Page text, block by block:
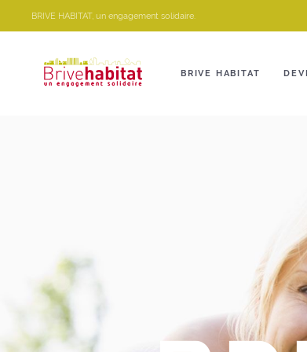
BRIVE HABITAT, un engagement solidaire.
BRIVE HABITAT
Panneau de gestion des cookies